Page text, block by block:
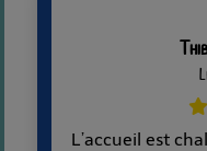
L’accueil est